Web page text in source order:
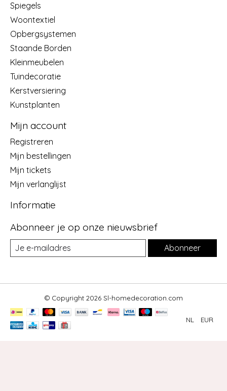
Spiegels
Woontextiel
Opbergsystemen
Staande Borden
Kleinmeubelen
Tuindecoratie
Kerstversiering
Kunstplanten
Mijn account
Registreren
Mijn bestellingen
Mijn tickets
Mijn verlanglijst
Informatie
Abonneer je op onze nieuwsbrief
Abonneer
© Copyright 2026 Sl-homedecoration.com
NL EUR